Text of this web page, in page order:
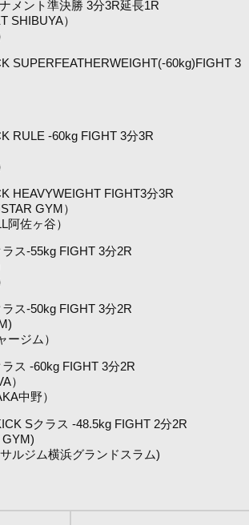
メント準決勝 3分3R延長1R
SHIBUYA）
SUPERFEATHERWEIGHT(-60kg)FIGHT 3
RULE -60kg FIGHT 3分3R
HEAVYWEIGHT FIGHT3分3R
GYM）
阿佐ヶ谷）
ス-55kg FIGHT 3分2R
ス-50kg FIGHT 3分2R
ージム）
ス -60kg FIGHT 3分2R
）
中野）
Sクラス -48.5kg FIGHT 2分2R
ルジム横浜グランドスラム)